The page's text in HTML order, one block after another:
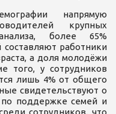
напрямую
крупных
более 65%
составляют работники
а доля молодёжи
того, у сотрудников
лишь 4% от общего
свидетельствуют о
поддержке семей и
сотрудников, что